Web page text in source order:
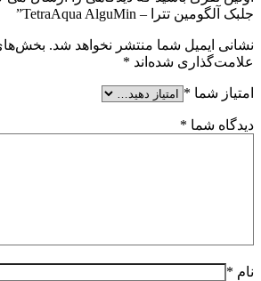
جلبک آلگومین تترا – TetraAqua AlguMin”
نشانی ایمیل شما منتشر نخواهد شد.
علامت‌گذاری شده‌اند *
امتیاز شما *
دیدگاه شما *
نام *